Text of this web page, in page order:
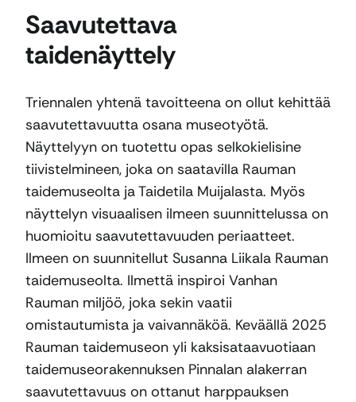
Saavutettava
taidenäyttely
Triennalen yhtenä tavoitteena on ollut kehittää
saavutettavuutta osana museotyötä.
Näyttelyyn on tuotettu opas selkokielisine
tiivistelmineen, joka on saatavilla Rauman
taidemuseolta ja Taidetila Muijalasta. Myös
näyttelyn visuaalisen ilmeen suunnittelussa on
huomioitu saavutettavuuden periaatteet.
Ilmeen on suunnitellut Susanna Liikala Rauman
taidemuseolta. Ilmettä inspiroi Vanhan
Rauman miljöö, joka sekin vaatii
omistautumista ja vaivannäköä. Keväällä 2025
Rauman taidemuseon yli kaksisataavuotiaan
taidemuseorakennuksen Pinnalan alakerran
saavutettavuus on ottanut harppauksen